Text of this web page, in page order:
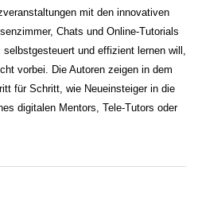
mit den innovativen
Chats und Online-Tutorials
und effizient lernen will,
vorbei. Die Autoren zeigen in dem
für Schritt, wie Neueinsteiger in die
digitalen Mentors, Tele-Tutors oder